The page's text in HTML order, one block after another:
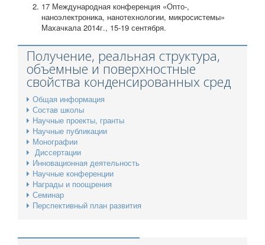
17 Международная конференция «Опто-,
наноэлектроника, нанотехнологии, микросистемы»
Махачкала 2014г., 15-19 сентября.
Получение, реальная структура,
объемные и поверхностные
свойства конденсированных сред
Общая информация
Состав школы
Научные проекты, гранты
Научные публикации
Монографии
Диссертации
Инновационная деятельность
Научные конференции
Награды и поощрения
Семинар
Перспективный план развития